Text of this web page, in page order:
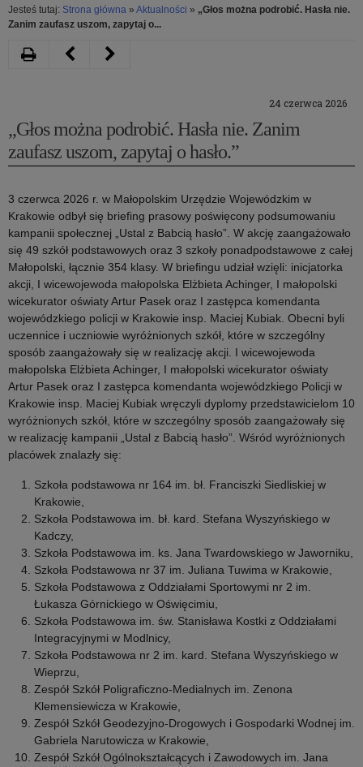
Jesteś tutaj: Strona główna » Aktualności » „Głos można podrobić. Hasła nie.
Zanim zaufasz uszom, zapytaj o...
24 czerwca 2026
„Głos można podrobić. Hasła nie. Zanim
zaufasz uszom, zapytaj o hasło.”
3 czerwca 2026 r. w Małopolskim Urzędzie Wojewódzkim w
Krakowie odbył się briefing prasowy poświęcony podsumowaniu
kampanii społecznej „Ustal z Babcią hasło”. W akcję zaangażowało
się 49 szkół podstawowych oraz 3 szkoły ponadpodstawowe z całej
Małopolski, łącznie 354 klasy. W briefingu udział wzięli: inicjatorka
akcji, I wicewojewoda małopolska Elżbieta Achinger, I małopolski
wicekurator oświaty Artur Pasek oraz I zastępca komendanta
wojewódzkiego policji w Krakowie insp. Maciej Kubiak. Obecni byli
uczennice i uczniowie wyróżnionych szkół, które w szczególny
sposób zaangażowały się w realizację akcji. I wicewojewoda
małopolska Elżbieta Achinger, I małopolski wicekurator oświaty
Artur Pasek oraz I zastępca komendanta wojewódzkiego Policji w
Krakowie insp. Maciej Kubiak wręczyli dyplomy przedstawicielom 10
wyróżnionych szkół, które w szczególny sposób zaangażowały się
w realizację kampanii „Ustal z Babcią hasło”. Wśród wyróżnionych
placówek znalazły się:
Szkoła podstawowa nr 164 im. bł. Franciszki Siedliskiej w
Krakowie,
Szkoła Podstawowa im. bł. kard. Stefana Wyszyńskiego w
Kadczy,
Szkoła Podstawowa im. ks. Jana Twardowskiego w Jaworniku,
Szkoła Podstawowa nr 37 im. Juliana Tuwima w Krakowie,
Szkoła Podstawowa z Oddziałami Sportowymi nr 2 im.
Łukasza Górnickiego w Oświęcimiu,
Szkoła Podstawowa im. św. Stanisława Kostki z Oddziałami
Integracyjnymi w Modlnicy,
Szkoła Podstawowa nr 2 im. kard. Stefana Wyszyńskiego w
Wieprzu,
Zespół Szkół Poligraficzno-Medialnych im. Zenona
Klemensiewicza w Krakowie,
Zespół Szkół Geodezyjno-Drogowych i Gospodarki Wodnej im.
Gabriela Narutowicza w Krakowie,
Zespół Szkół Ogólnokształcących i Zawodowych im. Jana
DrukujNastępny
małopolskich
policjantów
na
letni
wypoczynek
Poprzedni
wypoczynek
LATO
2026